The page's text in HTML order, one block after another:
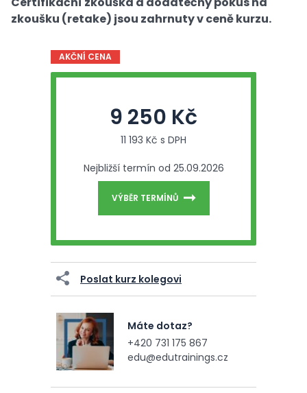
zkoušku (retake) jsou zahrnuty v ceně kurzu.
AKČNÍ CENA
9 250 Kč
11 193 Kč s DPH
Nejbližší termín od 25.09.2026
VÝBĚR TERMÍNŮ
Poslat kurz kolegovi
Máte dotaz?
+420 731 175 867
edu@edutrainings.cz